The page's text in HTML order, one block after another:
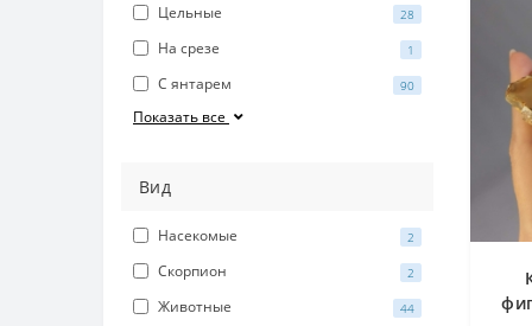
Цельные 28
На срезе 1
С янтарем 90
Показать все
Вид
Насекомые 2
Скорпион 2
Животные 44